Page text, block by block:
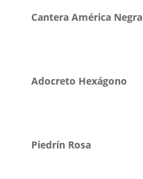
Cantera América Negra
Adocreto Hexágono
Piedrín Rosa